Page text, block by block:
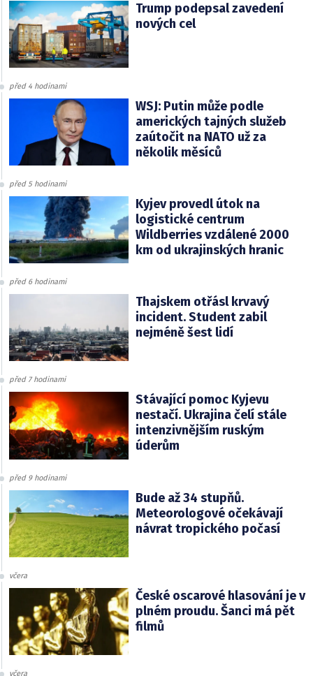
Trump podepsal zavedení
nových cel
před 4 hodinami
WSJ: Putin může podle
amerických tajných služeb
zaútočit na NATO už za
několik měsíců
před 5 hodinami
Kyjev provedl útok na
logistické centrum
Wildberries vzdálené 2000
km od ukrajinských hranic
před 6 hodinami
Thajskem otřásl krvavý
incident. Student zabil
nejméně šest lidí
před 7 hodinami
Stávající pomoc Kyjevu
nestačí. Ukrajina čelí stále
intenzivnějším ruským
úderům
před 9 hodinami
Bude až 34 stupňů.
Meteorologové očekávají
návrat tropického počasí
včera
České oscarové hlasování je v
plném proudu. Šanci má pět
filmů
včera